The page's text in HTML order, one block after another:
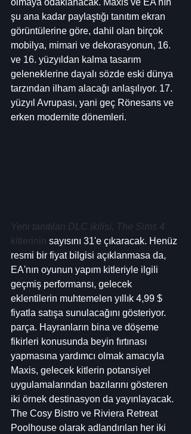
şu ana kadar paylaştığı tanıtım ekran
görüntülerine göre, dahil olan birçok
mobilya, mimari ve dekorasyonun, 16.
ve 16. yüzyıldan kalma tasarım
geleneklerine dayalı sözde eski dünya
tarzından ilham alacağı anlaşılıyor. 17.
yüzyıl Avrupası, yani geç Rönesans ve
erken modernite dönemleri.
Yeni tanıtılan DLC ikilisi, The Sims 4
kitlerinin sayısını 31'e çıkaracak. Henüz
resmi bir fiyat bilgisi açıklanmasa da,
EA'nın oyunun yapım kitleriyle ilgili
geçmiş performansı, gelecek
eklentilerin muhtemelen yıllık 4,99 $
fiyatla satışa sunulacağını gösteriyor.
parça. Hayranların bina ve döşeme
fikirleri konusunda beyin fırtınası
yapmasına yardımcı olmak amacıyla
Maxis, gelecek kitlerin potansiyel
uygulamalarından bazılarını gösteren
iki örnek destinasyon da yayınlayacak.
The Cosy Bistro ve Riviera Retreat
Poolhouse olarak adlandırılan her iki